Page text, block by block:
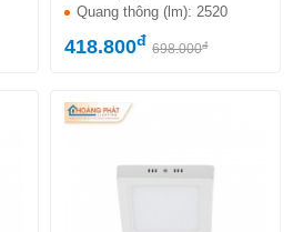
Quang thông (lm):2520
418.800đ 698.000đ